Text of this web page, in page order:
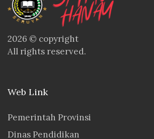
2026 © copyright
All rights reserved.
Web Link
Pemerintah Provinsi
Dinas Pendidikan